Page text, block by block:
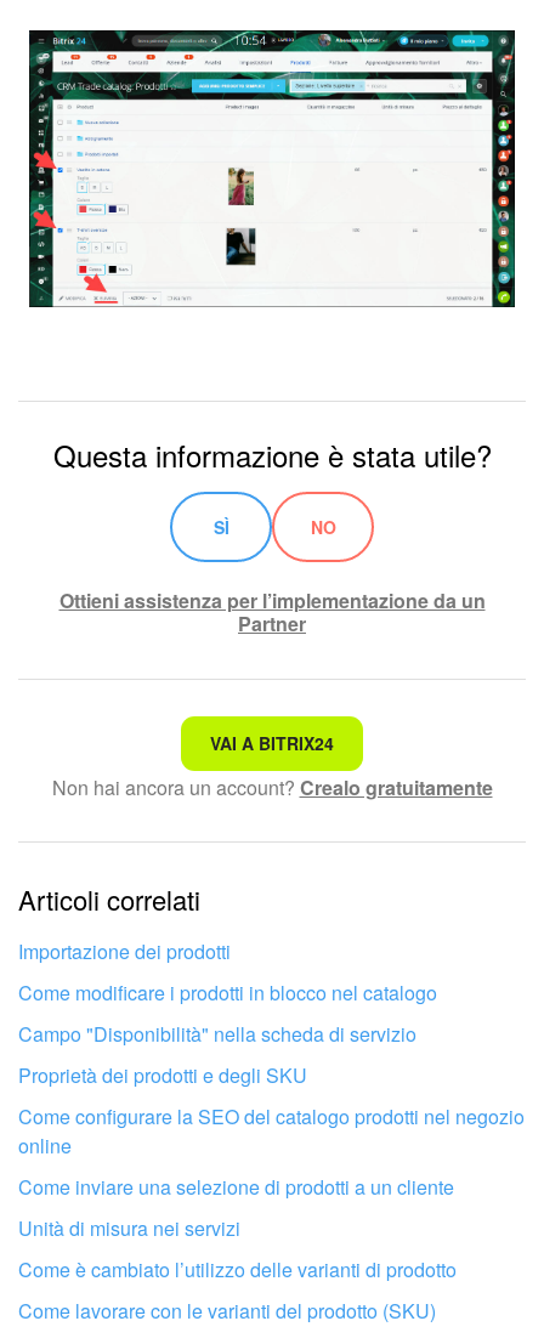
Questa informazione è stata utile?
SÌ NO
Ottieni assistenza per l’implementazione da un
Partner
Non è quello che sto cercando.
Testo complesso e incomprensibile
Le informazioni sono obsolete.
Troppo breve, ho bisogno di maggiori informazioni.
Non mi soddisfa come funziona questo strumento
VAI A BITRIX24
Non hai ancora un account? Crealo gratuitamente
Articoli correlati
Importazione dei prodotti
Come modificare i prodotti in blocco nel catalogo
Campo "Disponibilità" nella scheda di servizio
Proprietà dei prodotti e degli SKU
Come configurare la SEO del catalogo prodotti nel negozio
online
Come inviare una selezione di prodotti a un cliente
Unità di misura nei servizi
Come è cambiato l’utilizzo delle varianti di prodotto
Come lavorare con le varianti del prodotto (SKU)